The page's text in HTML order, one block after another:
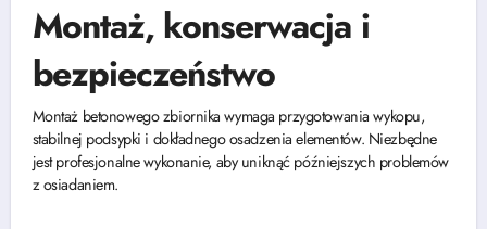
Montaż, konserwacja i
bezpieczeństwo
Montaż betonowego zbiornika wymaga przygotowania wykopu,
stabilnej podsypki i dokładnego osadzenia elementów. Niezbędne
jest profesjonalne wykonanie, aby uniknąć późniejszych problemów
z osiadaniem.